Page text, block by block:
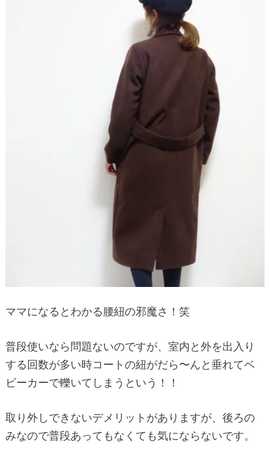
ママになるとわかる腰紐の邪魔さ！笑
普段使いなら問題ないのですが、室内と外を出入り
する回数が多い時コートの紐がだら〜んと垂れてベ
ビーカーで轢いてしまうという！！
取り外しできないデメリットがありますが、後ろの
みなので普段あってもなくても気にならないです。